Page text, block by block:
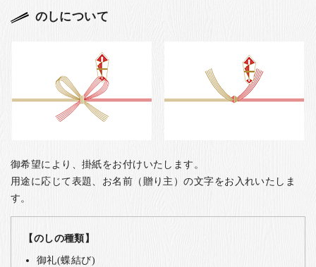
のしについて
御希望により、掛紙をお付けいたします。
用途に応じて表題、お名前（贈り主）の文字をお入れいたしま
す。
【のしの種類】
御礼(蝶結び)